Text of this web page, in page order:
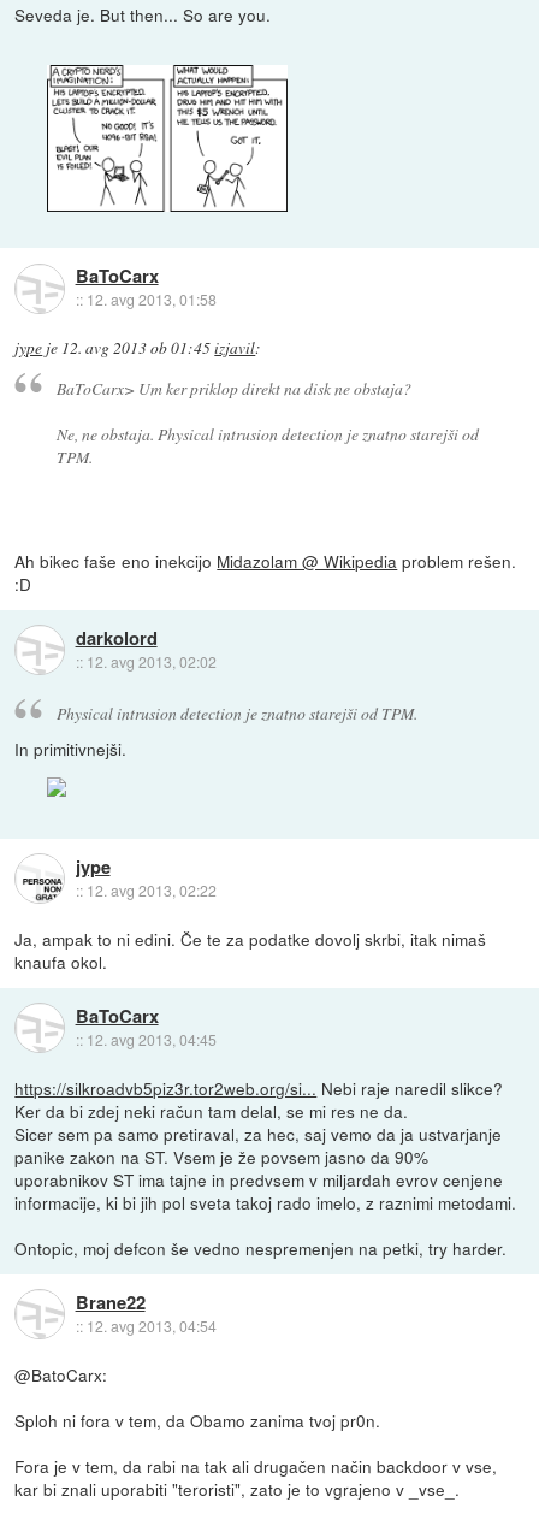
Seveda je. But then... So are you.
BaToCarx
:: 12. avg 2013, 01:58
jype je 12. avg 2013 ob 01:45izjavil:
BaToCarx> Um ker priklop direkt na disk ne obstaja?
Ne, ne obstaja. Physical intrusion detection je znatno starejši od
TPM.
Ah bikec faše eno inekcijo Midazolam @ Wikipedia problem rešen.
:D
darkolord
:: 12. avg 2013, 02:02
Physical intrusion detection je znatno starejši od TPM.
In primitivnejši.
jype
:: 12. avg 2013, 02:22
Ja, ampak to ni edini. Če te za podatke dovolj skrbi, itak nimaš
knaufa okol.
BaToCarx
:: 12. avg 2013, 04:45
https://silkroadvb5piz3r.tor2web.org/si... Nebi raje naredil slikce?
Ker da bi zdej neki račun tam delal, se mi res ne da.
Sicer sem pa samo pretiraval, za hec, saj vemo da ja ustvarjanje
panike zakon na ST. Vsem je že povsem jasno da 90%
uporabnikov ST ima tajne in predvsem v miljardah evrov cenjene
informacije, ki bi jih pol sveta takoj rado imelo, z raznimi metodami.
Ontopic, moj defcon še vedno nespremenjen na petki, try harder.
Brane22
:: 12. avg 2013, 04:54
@BatoCarx:
Sploh ni fora v tem, da Obamo zanima tvoj pr0n.
Fora je v tem, da rabi na tak ali drugačen način backdoor v vse,
kar bi znali uporabiti "teroristi", zato je to vgrajeno v _vse_.